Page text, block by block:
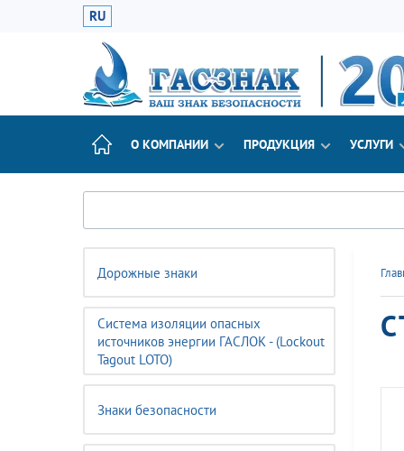
RU
О КОМПАНИИ ПРОДУКЦИЯ УСЛУГИ
Дорожные знаки
Система изоляции опасных
источников энергии ГАСЛОК - (Lockout
Tagout LOTO)
Знаки безопасности